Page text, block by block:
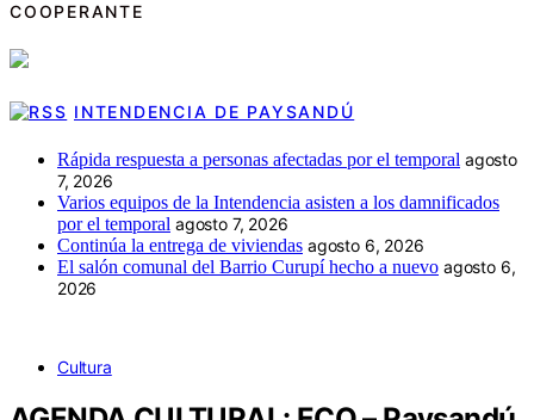
COOPERANTE
INTENDENCIA DE PAYSANDÚ
Rápida respuesta a personas afectadas por el temporal agosto
7, 2026
Varios equipos de la Intendencia asisten a los damnificados
por el temporal agosto 7, 2026
Continúa la entrega de viviendas agosto 6, 2026
El salón comunal del Barrio Curupí hecho a nuevo agosto 6,
2026
Cultura